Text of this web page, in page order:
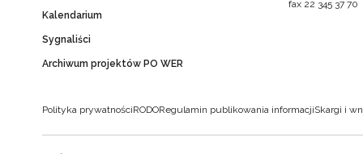
Kalendarium
Sygnaliści
Archiwum projektów PO WER
fax 22 345 37 70
Polityka prywatnościRODORegulamin publikowania informacjiSkargi i